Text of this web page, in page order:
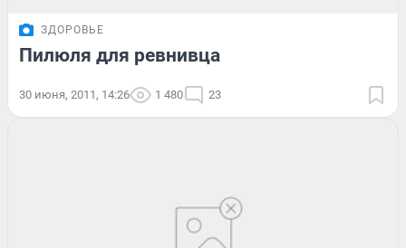
ЗДОРОВЬЕ
Пилюля для ревнивца
30 июня, 2011, 14:26 1 480 23